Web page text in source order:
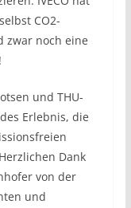
CO2-
zwar noch eine
und THU-
Erlebnis, die
Dank
von der
und